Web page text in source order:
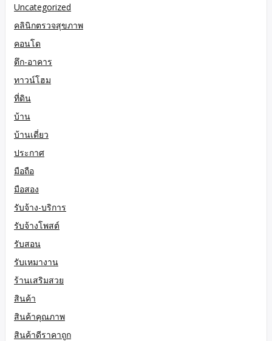
Uncategorized
คลินิกตรวจสุขภาพ
คอนโด
ตึก-อาคาร
ทาวน์โฮม
ที่ดิน
บ้าน
บ้านเดี่ยว
ประกาศ
มือถือ
มือสอง
รับจ้าง-บริการ
รับจ้างโพสต์
รับสอน
รับเหมางาน
ร้านเสริมสวย
สินค้า
สินค้าคุณภาพ
สินค้าดีราคาถูก